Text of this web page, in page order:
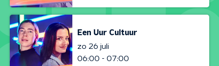
Een Uur Cultuur
zo 26 juli
06:00 - 07:00